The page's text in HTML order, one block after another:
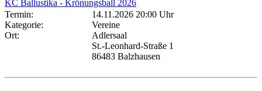
KC Ballustika - Krönungsball 2026
Termin:
14.11.2026 20:00 Uhr
Kategorie:
Vereine
Ort:
Adlersaal
St.-Leonhard-Straße 1
86483 Balzhausen